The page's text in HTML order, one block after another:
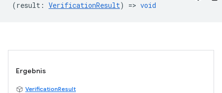
(result : VerificationResult) => void
Ergebnis
VerificationResult